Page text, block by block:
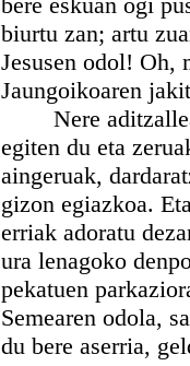
biurtu zan; artu
Jesusen odol! Oh,
Jaungoikoaren
Nere
egiten du eta
aingeruak,
gizon egiazkoa.
erriak adoratu
ura lenagoko
pekatuen
Semearen odola,
du bere aserria,